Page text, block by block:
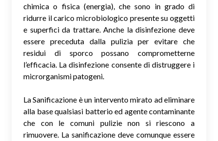
chimica o fisica (energia), che sono in grado di
ridurre il carico microbiologico presente su oggetti
e superfici da trattare. Anche la disinfezione deve
essere preceduta dalla pulizia per evitare che
residui di sporco possano comprometterne
l’efficacia. La disinfezione consente di distruggere i
microrganismi patogeni.
La Sanificazione è un intervento mirato ad eliminare
alla base qualsiasi batterio ed agente contaminante
che con le comuni pulizie non si riescono a
rimuovere. La sanificazione deve comunque essere